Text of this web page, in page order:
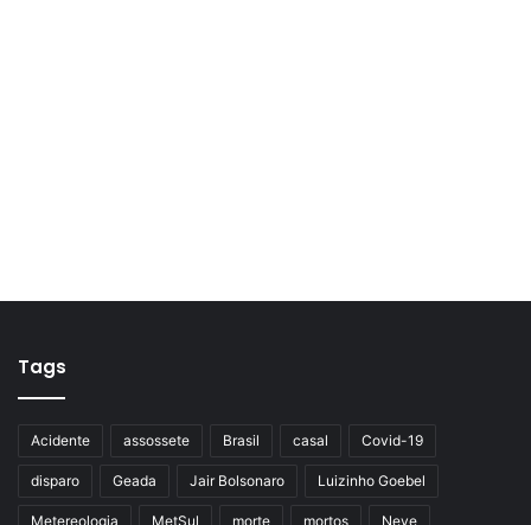
Tags
Acidente assossete Brasil casal Covid-19
disparo Geada Jair Bolsonaro Luizinho Goebel
Metereologia MetSul morte mortos Neve